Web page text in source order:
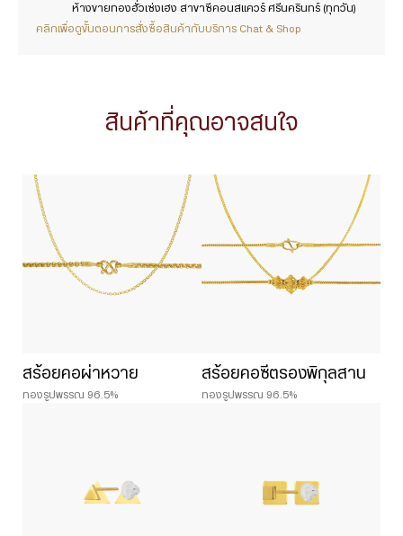
ห้างขายทองฮั่วเซ่งเฮง สาขาซีคอนสแควร์ ศรีนครินทร์ (ทุกวัน)
คลิกเพื่อดูขั้นตอนการสั่งซื้อสินค้ากับบริการ Chat & Shop
สินค้าที่คุณอาจสนใจ
สร้อยคอผ่าหวาย
ทองรูปพรรณ 96.5%
สร้อยคอซีตรองพิกุลสาน
ทองรูปพรรณ 96.5%